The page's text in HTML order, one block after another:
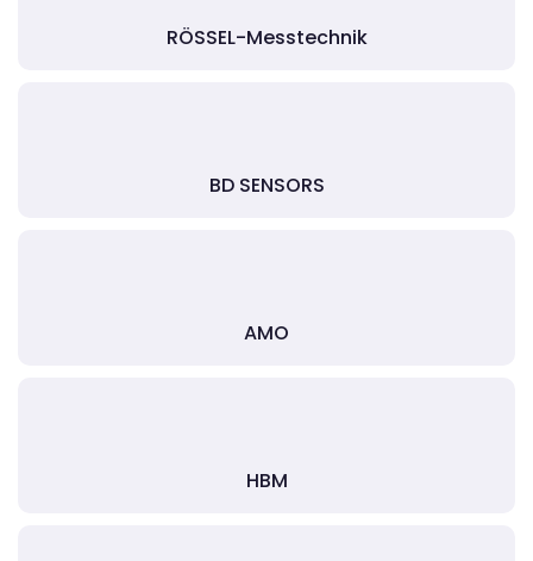
RÖSSEL-Messtechnik
BD SENSORS
AMO
HBM